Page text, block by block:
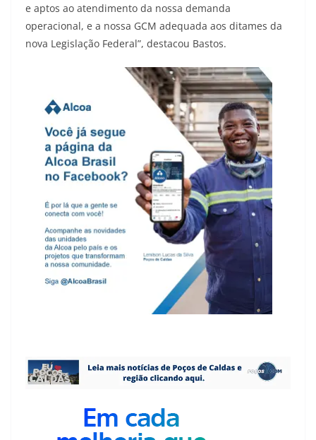
e aptos ao atendimento da nossa demanda
operacional, e a nossa GCM adequada aos ditames da
nova Legislação Federal”, destacou Bastos.